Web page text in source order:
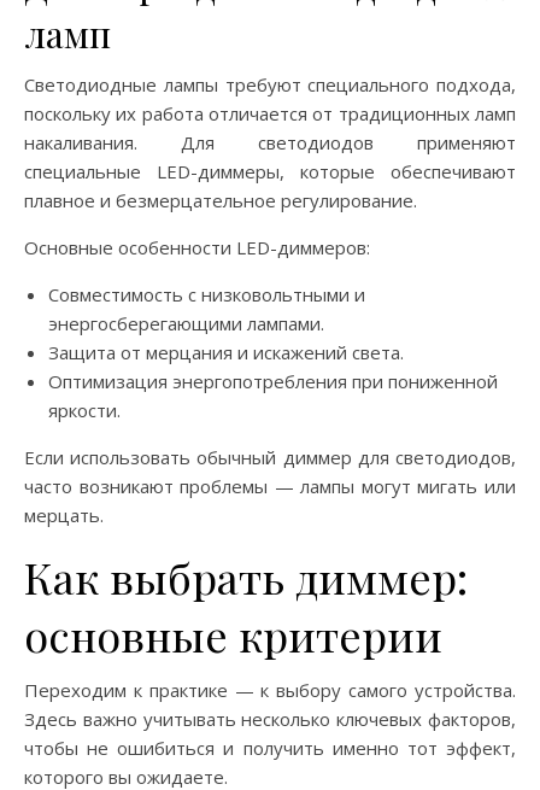
ламп
Светодиодные лампы требуют специального подхода,
поскольку их работа отличается от традиционных ламп
накаливания. Для светодиодов применяют
специальные LED-диммеры, которые обеспечивают
плавное и безмерцательное регулирование.
Основные особенности LED-диммеров:
Совместимость с низковольтными и
энергосберегающими лампами.
Защита от мерцания и искажений света.
Оптимизация энергопотребления при пониженной
яркости.
Если использовать обычный диммер для светодиодов,
часто возникают проблемы — лампы могут мигать или
мерцать.
Как выбрать диммер:
основные критерии
Переходим к практике — к выбору самого устройства.
Здесь важно учитывать несколько ключевых факторов,
чтобы не ошибиться и получить именно тот эффект,
которого вы ожидаете.